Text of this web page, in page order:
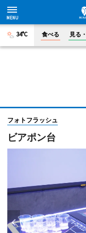
34°C 食べる 見る
フォトフラッシュ
ビアポン台